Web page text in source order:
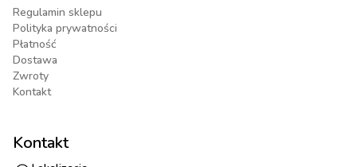
Regulamin sklepu
Polityka prywatności
Płatność
Dostawa
Zwroty
Kontakt
Kontakt